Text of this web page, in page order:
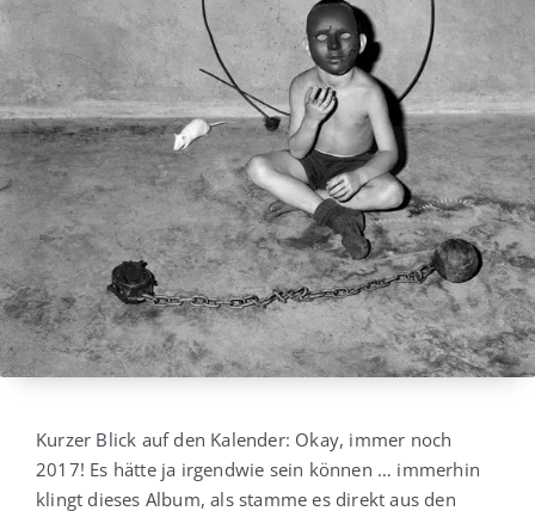
Kur­zer Blick auf den Kalen­der: Okay, immer noch
2017! Es hät­te ja irgend­wie sein kön­nen … immer­hin
klingt die­ses Album, als stam­me es direkt aus den